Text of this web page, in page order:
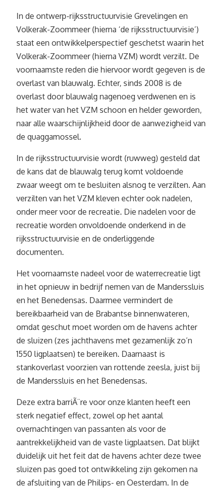
In de ontwerp-rijksstructuurvisie Grevelingen en
Volkerak-Zoommeer (hierna ‘de rijksstructuurvisie’)
staat een ontwikkelperspectief geschetst waarin het
Volkerak-Zoommeer (hierna VZM) wordt verzilt. De
voornaamste reden die hiervoor wordt gegeven is de
overlast van blauwalg. Echter, sinds 2008 is de
overlast door blauwalg nagenoeg verdwenen en is
het water van het VZM schoon en helder geworden,
naar alle waarschijnlijkheid door de aanwezigheid van
de quaggamossel.
In de rijksstructuurvisie wordt (ruwweg) gesteld dat
de kans dat de blauwalg terug komt voldoende
zwaar weegt om te besluiten alsnog te verzilten. Aan
verzilten van het VZM kleven echter ook nadelen,
onder meer voor de recreatie. Die nadelen voor de
recreatie worden onvoldoende onderkend in de
rijksstructuurvisie en de onderliggende
documenten.
Het voornaamste nadeel voor de waterrecreatie ligt
in het opnieuw in bedrijf nemen van de Manderssluis
en het Benedensas. Daarmee vermindert de
bereikbaarheid van de Brabantse binnenwateren,
omdat geschut moet worden om de havens achter
de sluizen (zes jachthavens met gezamenlijk zo’n
1550 ligplaatsen) te bereiken. Daarnaast is
stankoverlast voorzien van rottende zeesla, juist bij
de Manderssluis en het Benedensas.
Deze extra barriÃ¨re voor onze klanten heeft een
sterk negatief effect, zowel op het aantal
overnachtingen van passanten als voor de
aantrekkelijkheid van de vaste ligplaatsen. Dat blijkt
duidelijk uit het feit dat de havens achter deze twee
sluizen pas goed tot ontwikkeling zijn gekomen na
de afsluiting van de Philips- en Oesterdam. In de